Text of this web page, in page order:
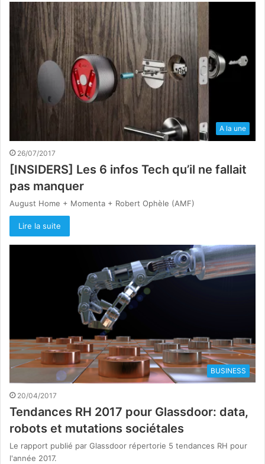
A la une
26/07/2017
[INSIDERS] Les 6 infos Tech qu’il ne fallait
pas manquer
August Home + Momenta + Robert Ophèle (AMF)
Lire la suite
BUSINESS
20/04/2017
Tendances RH 2017 pour Glassdoor: data,
robots et mutations sociétales
Le rapport publié par Glassdoor répertorie 5 tendances RH pour
l'année 2017.